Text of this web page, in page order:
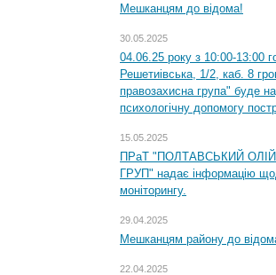
Мешканцям до відома!
30.05.2025
04.06.25 року з 10:00-13:00
Решетиівська, 1/2, каб. 8
правозахисна група" буде
психологічну допомогу
15.05.2025
ПРаТ "ПОЛТАВСЬКИЙ
ГРУП" надає інформацію
моніторингу.
29.04.2025
Мешканцям району до
22.04.2025